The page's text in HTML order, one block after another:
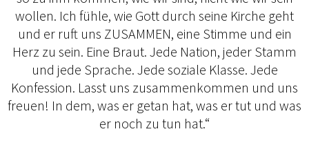
wollen. Ich fühle, wie Gott durch seine Kirche geht
und er ruft uns ZUSAMMEN, eine Stimme und ein
Herz zu sein. Eine Braut. Jede Nation, jeder Stamm
und jede Sprache. Jede soziale Klasse. Jede
Konfession. Lasst uns zusammenkommen und uns
freuen! In dem, was er getan hat, was er tut und was
er noch zu tun hat.“